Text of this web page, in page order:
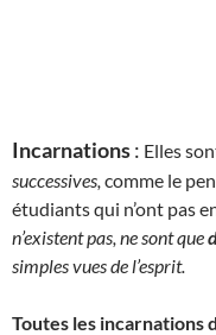
Incarnations: Elles
successives, comme le
étudiants qui n’ont pas
n’existent pas, ne sont que
simples vues de l’esprit.
Toutes les incarnations